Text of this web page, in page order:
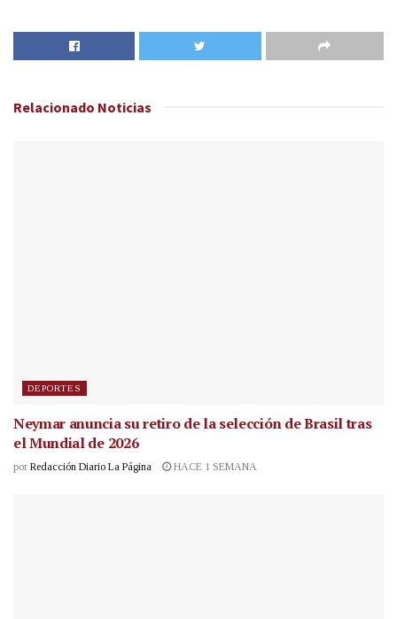
Relacionado Noticias
DEPORTES
Neymar anuncia su retiro de la selección de Brasil tras
el Mundial de 2026
por Redacción Diario La Página HACE 1 SEMANA